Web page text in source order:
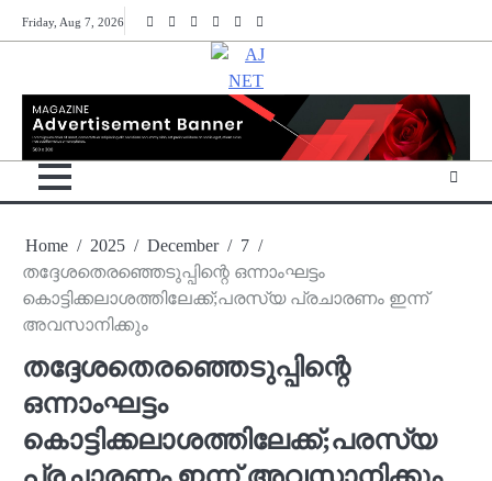
to
Friday, Aug 7, 2026 TwitterFacebookInstagram
RedditYouTube
Twitch
Home 2025 December
7
തദ്ദേശതെരഞ്ഞെടുപ്പിന്റെ ഒന്നാംഘട്ടം
കൊട്ടിക്കലാശത്തിലേക്ക്;പരസ്യ പ്രചാരണം ഇന്ന്
അവസാനിക്കും
തദ്ദേശതെരഞ്ഞെടുപ്പിന്റെ
ഒന്നാംഘട്ടം
കൊട്ടിക്കലാശത്തിലേക്ക്;പരസ്യ